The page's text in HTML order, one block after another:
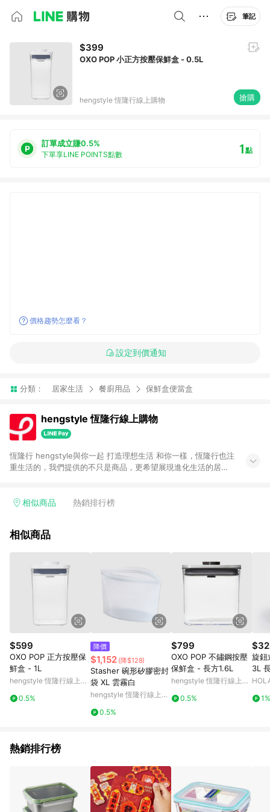
筆記
$399
OXO POP 小正方按壓保鮮盒 - 0.5L
hengstyle 恆隆行線上購物 搶購
訂單成立賺0.5%
下單享LINE POINTS點數 1點
價格趨勢怎麼看？
設定到價通知
分類： 居家生活 餐廚用品 保鮮盒便當盒
hengstyle 恆隆行線上購物
恆隆行 hengstyle與你一起 打造理想生活 和你一樣，恆隆行也注
重生活的，我們提供的不只是商品，更希望展現進化生活的居家
相似商品 熱銷排行榜
相似商品
$599
OXO POP 正方按壓保
鮮盒 - 1L
hengstyle 恆隆行線上購
0.5%
降價
$1,152 (降$128)
Stasher 碗形矽膠密封
袋 XL 雲霧白
hengstyle 恆隆行線上購
0.5%
$799
OXO POP 不鏽鋼按壓
保鮮盒 - 長方1.6L
hengstyle 恆隆行線上購
0.5%
旋鈕
3L
1%
熱銷排行榜